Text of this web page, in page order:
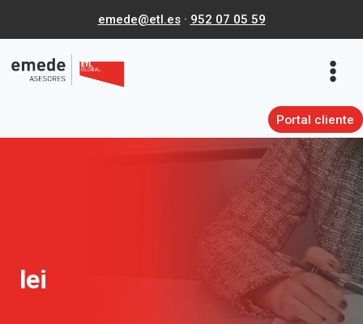
al
contenido
emede@etl.es· 952 07 05 59
Portal cliente
lei